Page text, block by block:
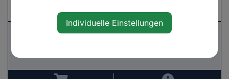
Hauenstiel
Individuelle Einstellungen